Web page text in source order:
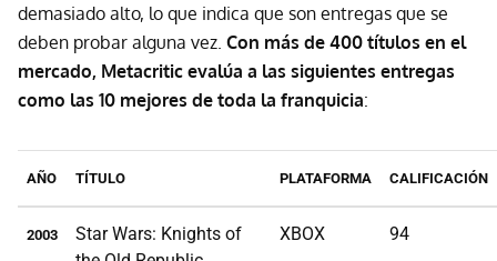
demasiado alto, lo que indica que son entregas que se
deben probar alguna vez. Con más de 400 títulos en el
mercado, Metacritic evalúa a las siguientes entregas
como las 10 mejores de toda la franquicia:
AÑO TÍTULO PLATAFORMA CALIFICACIÓN
2003
Star Wars: Knights of
XBOX 94